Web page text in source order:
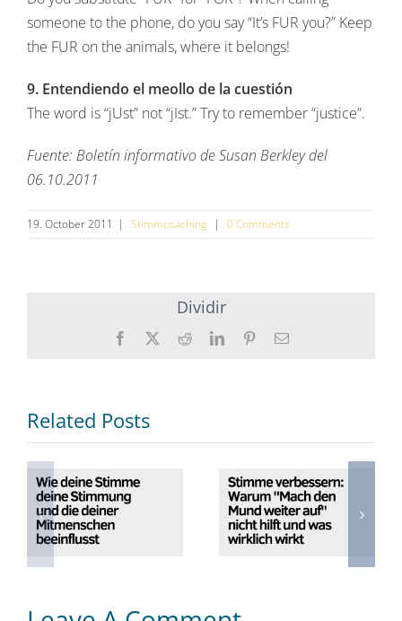
someone to the phone, do you say “It’s FUR you?” Keep
the FUR on the animals, where it belongs!
9. Entendiendo el meollo de la cuestión
The word is “jUst” not “jIst.” Try to remember “justice”.
Fuente: Boletín informativo de Susan Berkley del
06.10.2011
19. October 2011 | Stimmcoaching | 0 Comments
Dividir
Facebook
RedditTwitter PinterestEsmalte
Related Posts
Stimme deine
Stimmung und
die deiner
Stimme
Warum “Mach
den Mund
weiter auf”